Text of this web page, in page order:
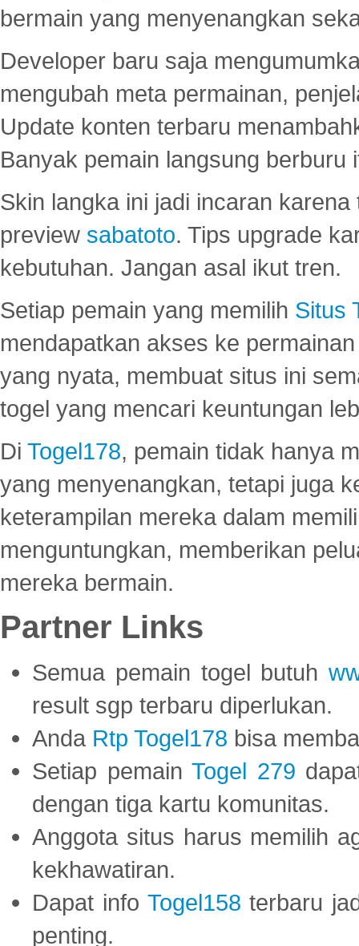
bermain yang menyenangkan
Developer baru saja
mengubah meta permainan,
Update konten terbaru
Banyak pemain langsung berburu
Skin langka ini jadi incaran
preview sabatoto. Tips upgrade
kebutuhan. Jangan asal ikut tren.
Setiap pemain yang memilih Situs
mendapatkan akses ke
yang nyata, membuat situs ini
togel yang mencari keuntungan
Di Togel178, pemain tidak hanya
yang menyenangkan, tetapi juga
keterampilan mereka dalam
menguntungkan, memberikan
mereka bermain.
Partner Links
Semua pemain togel butuh
result sgp terbaru diperlukan.
Anda Rtp Togel178 bisa
Setiap pemainTogel 279
dengan tiga kartu komunitas.
Anggota situs harus memilih
kekhawatiran.
Dapat info Togel158 terbaru
penting.